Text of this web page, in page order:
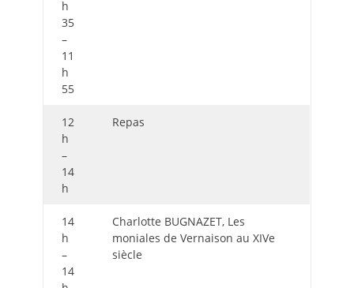
h
35
–
11
h
55
12
h
–
14
h
Repas
14
h
–
14
Charlotte BUGNAZET, Les
moniales de Vernaison au XIVe
siècle